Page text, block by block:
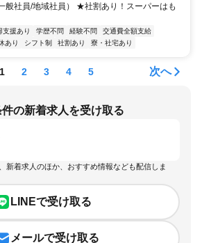
般社員/地域社員） ★社割あり！スーパーはも
支援あり 学歴不問 経験不問
交通費全額支給
あり シフト制 社割あり 寮・社宅あり
1 2 3 4 5 次へ
件の新着求人を受け取る
新着求人のほか、おすすめ情報なども配信しま
LINEで受け取る
メールで受け取る